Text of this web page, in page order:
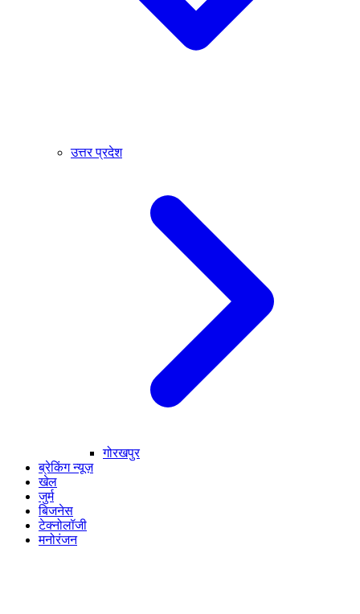
उत्तर प्रदेश
गोरखपुर
ब्रेकिंग न्यूज़
खेल
जुर्म
बिजनेस
टेक्नोलॉजी
मनोरंजन